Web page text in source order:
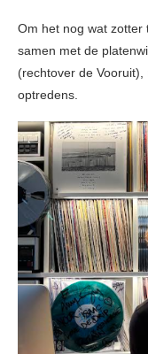
Om het nog wat zotter
samen met de
(rechtover de
optredens.